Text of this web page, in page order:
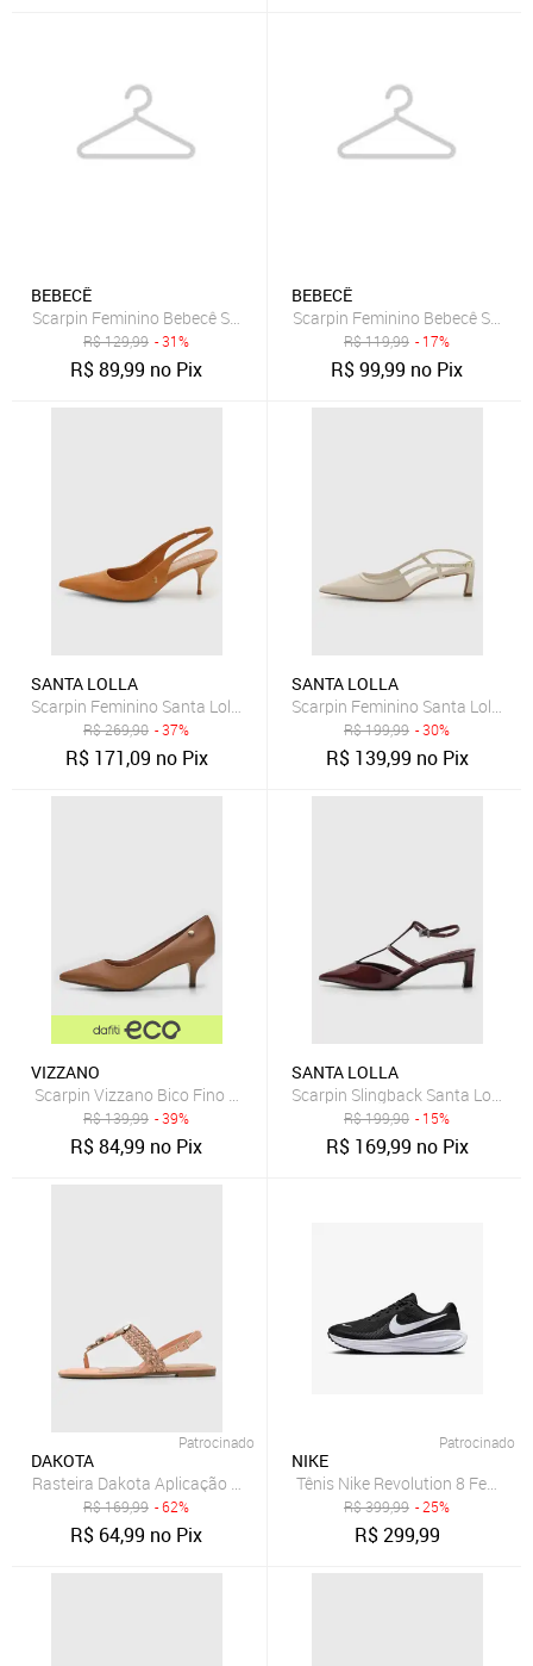
BEBECÊ
Scarpin Feminino Bebecê Salto Grosso Texturizado Bege
R$129,99 - 31%
R$89,99 no Pix
BEBECÊ
Scarpin Feminino Bebecê Salto
R$119,99 - 17%
R$99,99 no Pix
SANTA LOLLA
Scarpin Feminino Santa Lolla Slingback Couro Caramelo
R$269,90 - 37%
R$ 171,09 no Pix
SANTA LOLLA
Scarpin Feminino Santa Lolla
R$199,99 - 30%
R$ 139,99 no Pix
VIZZANO
Scarpin Vizzano Bico Fino Caramelo
R$139,99 - 39%
R$84,99 no Pix
SANTA LOLLA
Scarpin Slingback Santa Lolla
R$199,90 - 15%
R$ 169,99 no Pix
Patrocinado
DAKOTA
Rasteira Dakota Aplicação Coral
R$169,99 - 62%
R$ 64,99 no Pix
Patrocinado
NIKE
Tênis Nike Revolution 8
R$399,99 - 25%
R$299,99